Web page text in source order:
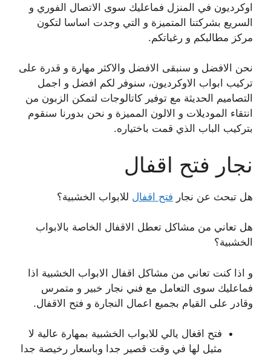
اوكرديون في المنزل فماعليك سوى الاتصال الفوري و
السريع بشركتنا المتميزة و التي وجدت اساسا لتكون
مركز مطالبكم و رغباتكم.
نحن الافضل و سنبقى الافضل والاكثر مهارة و قدرة على
تركيب ابواب الاوكرديون، سنوفر لكم افضل و اجمل
التصاميم الحديثة مع توفير كاتالوجات لتمكن الزبون من
انتقاء الموديلات و الالون المميزة و نحن بدورنا سنقوم
بتركيب الباب الذي قمت باختياره.
نجار فتح اقفال
هل تبحث عن نجار فتح اقفال للابواب الخشبية؟
هل تعاني من مشاكل تعطل الاقفال الخاصة بالابواب
الخشبية؟
و اذا كنت تعاني من مشاكل اقفال الابواب الخشبية اذا
فماعليك سوى التعامل مع فني نجار خبير و متمرس
وقادر على القيام بجميع اعمال النجارة و فتح الاقفال.
فتح اقغال يالي للابواب الخشبية بمهارة عالية لا
مثيل لها في وقت قصير جدا وباسعار رخيصة جدا